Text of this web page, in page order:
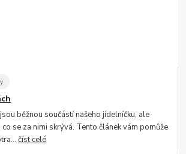
běžnou součástí našeho jídelníčku, ale
se za nimi skrývá. Tento článek vám pomůže
číst celé